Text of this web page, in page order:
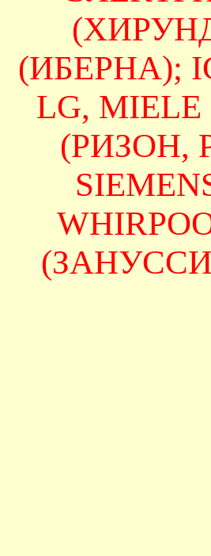
(ИБЕРНА);
LG,
(РИЗОН,